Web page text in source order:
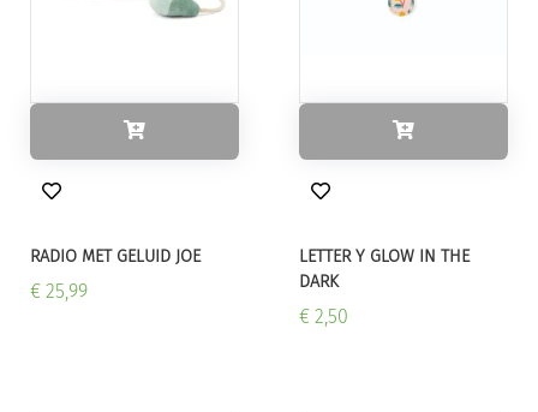
RADIO MET GELUID JOE
€ 25,99
LETTER Y GLOW IN THE
DARK
€ 2,50